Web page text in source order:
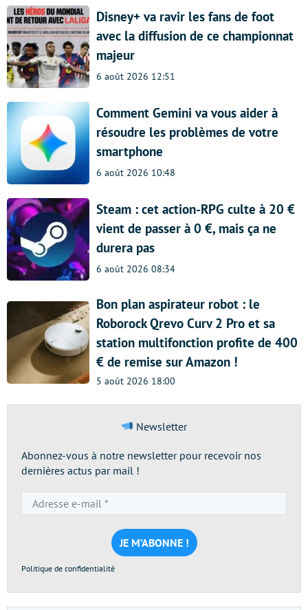
Disney+ va ravir les fans de foot
avec la diffusion de ce championnat
majeur
6 août 2026 12:51
Comment Gemini va vous aider à
résoudre les problèmes de votre
smartphone
6 août 2026 10:48
Steam : cet action-RPG culte à 20 €
vient de passer à 0 €, mais ça ne
durera pas
6 août 2026 08:34
Bon plan aspirateur robot : le
Roborock Qrevo Curv 2 Pro et sa
station multifonction profite de 400
€ de remise sur Amazon !
5 août 2026 18:00
Newsletter
Abonnez-vous à notre newsletter pour recevoir nos
dernières actus par mail !
e-
mail
*
Politique de confidentialité